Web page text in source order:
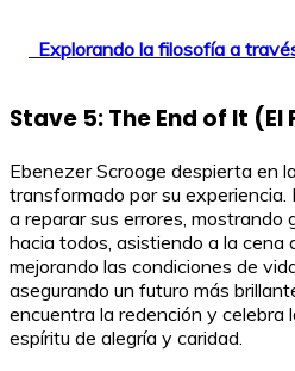
Explorando la filosofía a
Stave 5: The End of It (El
Ebenezer Scrooge despierta en
transformado por su
a reparar sus errores, mostrando
hacia todos, asistiendo a la cena
mejorando las condiciones de
asegurando un futuro más
encuentra la redención y celebra
espíritu de alegría y caridad.